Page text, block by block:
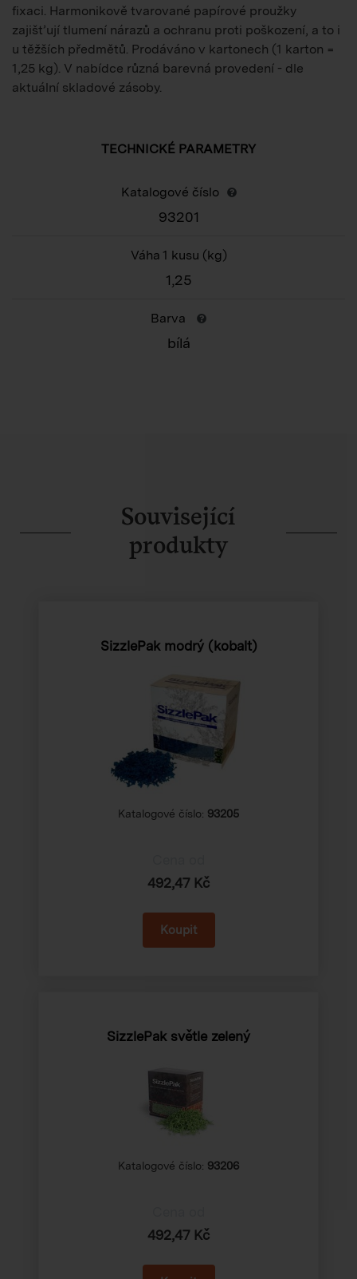
fixaci. Harmonikově tvarované papírové proužky
zajišťují tlumení nárazů a ochranu proti poškození, a to i
u těžších předmětů. Prodáváno v kartonech (1 karton =
1,25 kg). V nabídce různá barevná provedení - dle
aktuální skladové zásoby.
TECHNICKÉ PARAMETRY
Katalogové číslo
93201
Váha 1 kusu (kg)
1,25
Barva
bílá
Související
produkty
SizzlePak modrý (kobalt)
Katalogové číslo: 93205
492,47 Kč
SizzlePak světle zelený
Katalogové číslo: 93206
492,47 Kč